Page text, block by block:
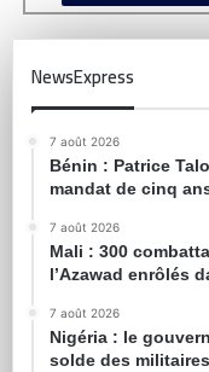
NewsExpress
7 août 2026
Bénin : Patrice
mandat de cinq
7 août 2026
Mali : 300
l’Azawad enrôlés
7 août 2026
Nigéria : le
solde des